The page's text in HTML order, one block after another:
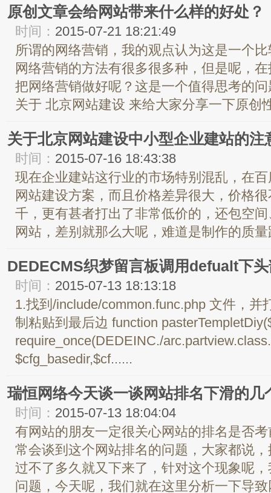
原创文章会给网站带来什么样的好处？
时间： 2015-07-21 18:21:49
所谓的网络营销，我的观点认为这是一个
网络营销的方法有很多很多种，但是呢，
把网络营销做好呢？这是一个值得思考的
关于 北京网站建设 来给大家分享一下原创
关于北京网站建设中小型企业建站的注
时间： 2015-07-16 18:43:38
现在企业建站这行业的市场特别混乱，在
网站建设方案，而且价格差异很大，价格
千，更有甚者打出了非常低价的，还包空
网站，差别就那么大呢，难道是制作的质
DEDECMS织梦留言板调用defualt下
时间： 2015-07-13 18:13:18
1.找到/include/common.func.php 文件，并
制粘贴到最后边 function
require_once(DEDEINC./
$cfg_basedir,$cf......
瑞恒网络今天谈一谈网站排名下滑的几
时间： 2015-07-13 18:04:04
有网站的朋友一定很关心网站的排名是否
常会谈到这个网站排名的问题，大家都说
过不了多久就又下来了，针对这个现象呢
问题，今天呢，我们就在这里分析一下导